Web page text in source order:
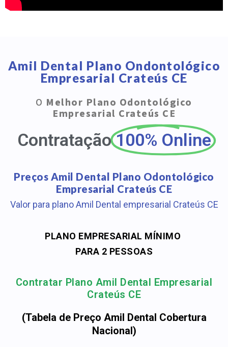
Amil Dental Plano Ondontológico
Empresarial Crateús CE
O Melhor Plano Odontológico
Empresarial Crateús CE
Contratação 100% Online
Preços Amil Dental Plano Odontológico
Empresarial Crateús CE
Valor para plano Amil Dental empresarial Crateús CE
PLANO EMPRESARIAL MÍNIMO
PARA 2 PESSOAS
Contratar Plano Amil Dental Empresarial
Crateús CE
(Tabela de Preço Amil Dental Cobertura
Nacional)